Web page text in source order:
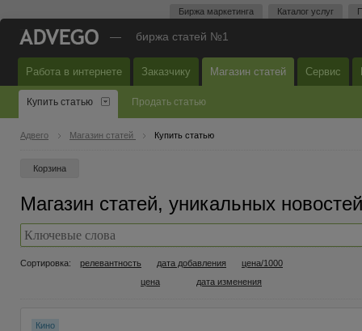
Биржа маркетинга Каталог услуг
— биржа статей №1
Работа в интернете Заказчику Магазин статей Сервис
Купить статью Продать статью
Адвего Магазин статей Купить статью
Корзина
Магазин статей, уникальных
Сортировка: релевантность
дата добавления
цена
цена/1000
дата изменения
Кино